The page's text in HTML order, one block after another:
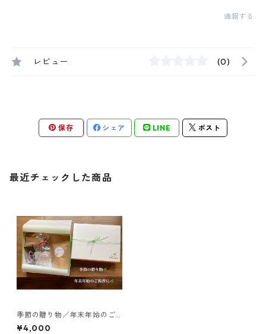
通報する
レビュー (0)
保存 シェア LINE ポスト
最近チェックした商品
季節の贈り物／年末年始のご
挨拶用（送料込）
¥4,000